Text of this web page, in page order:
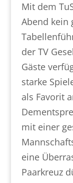
Mit dem
Abend kein
der TV
Gäste
starke
als Favorit
miteiner
eine
Paarkreuz